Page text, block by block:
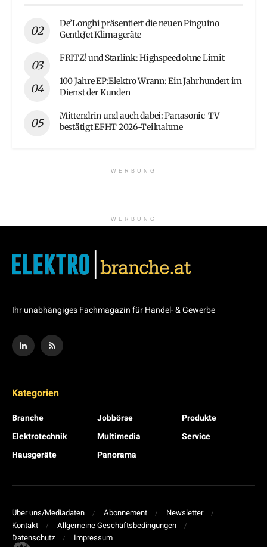
De’Longhi präsentiert die neuen Pinguino
GentleJet Klimageräte
FRITZ! und Starlink: Highspeed ohne Limit
100 Jahre EP:Elektro Wrann: Ein Jahrhundert im
Dienst der Kunden
Mittendrin und auch dabei: Panasonic-TV
bestätigt EFHT 2026-Teilnahme
WERBUNG
WERBUNG
Ihr unabhängiges Fachmagazin für Handel- & Gewerbe
Kategorien
Branche
Elektrotechnik
Hausgeräte
Jobbörse
Multimedia
Panorama
Produkte
Service
Über uns/Mediadaten Abonnement
Newsletter
Kontakt
Allgemeine Geschäftsbedingungen
Datenschutz
Impressum